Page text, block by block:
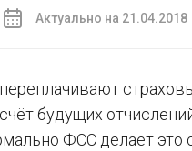
Актуально на 21.04.2018
будущих
ФСС делает